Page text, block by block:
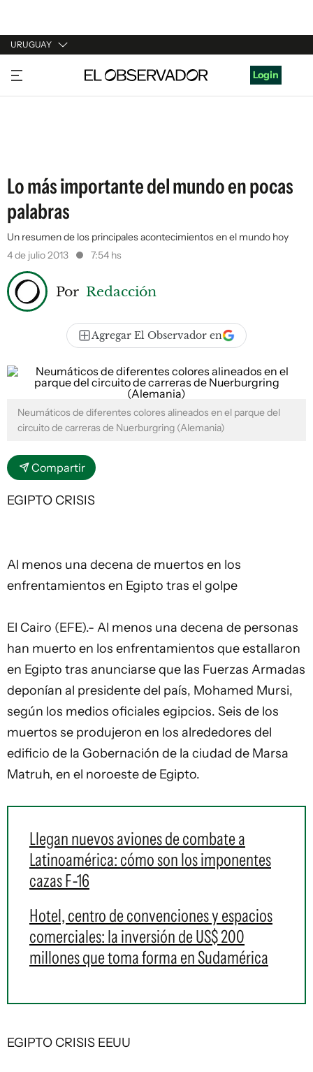
URUGUAY
URUGUAY
ARGENTINA
Login
Lo más importante del mundo en pocas
palabras
Un resumen de los principales acontecimientos en el mundo hoy
4 de julio 2013
7:54 hs
Por Redacción
Agregar El Observador en
Neumáticos de diferentes colores alineados en el parque del
circuito de carreras de Nuerburgring (Alemania)
Compartir
EGIPTO CRISIS
Al menos una decena de muertos en los
enfrentamientos en Egipto tras el golpe
El Cairo (EFE).- Al menos una decena de personas
han muerto en los enfrentamientos que estallaron
en Egipto tras anunciarse que las Fuerzas Armadas
deponían al presidente del país, Mohamed Mursi,
según los medios oficiales egipcios. Seis de los
muertos se produjeron en los alrededores del
edificio de la Gobernación de la ciudad de Marsa
Matruh, en el noroeste de Egipto.
Llegan nuevos aviones de combate a
Latinoamérica: cómo son los imponentes
cazas F-16
Hotel, centro de convenciones y espacios
comerciales: la inversión de US$ 200
millones que toma forma en Sudamérica
EGIPTO CRISIS EEUU